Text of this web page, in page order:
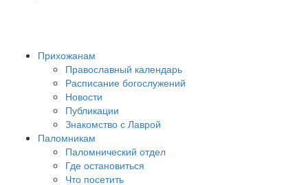
Прихожанам
Православный календарь
Расписание богослужений
Новости
Публикации
Знакомство с Лаврой
Паломникам
Паломнический отдел
Где остановиться
Что посетить